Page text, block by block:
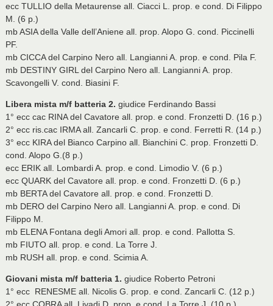
ecc TULLIO della Metaurense all. Ciacci L. prop. e cond. Di Filippo
M. (6 p.)
mb ASIA della Valle dell’Aniene all. prop. Alopo G. cond. Piccinelli
PF.
mb CICCA del Carpino Nero all. Langianni A. prop. e cond. Pila F.
mb DESTINY GIRL del Carpino Nero all. Langianni A. prop.
Scavongelli V. cond. Biasini F.
Libera mista m/f batteria 2. giudice Ferdinando Bassi
1° ecc cac RINA del Cavatore all. prop. e cond. Fronzetti D. (16 p.)
2° ecc ris.cac IRMA all. Zancarli C. prop. e cond. Ferretti R. (14 p.)
3° ecc KIRA del Bianco Carpino all. Bianchini C. prop. Fronzetti D.
cond. Alopo G.(8 p.)
ecc ERIK all. Lombardi A. prop. e cond. Limodio V. (6 p.)
ecc QUARK del Cavatore all. prop. e cond. Fronzetti D. (6 p.)
mb BERTA del Cavatore all. prop. e cond. Fronzetti D.
mb DERO del Carpino Nero all. Langianni A. prop. e cond. Di
Filippo M.
mb ELENA Fontana degli Amori all. prop. e cond. Pallotta S.
mb FIUTO all. prop. e cond. La Torre J.
mb RUSH all. prop. e cond. Scimia A.
Giovani mista m/f batteria 1. giudice Roberto Petroni
1° ecc RENESME all. Nicolis G. prop. e cond. Zancarli C. (12 p.)
2° ecc COBRA all. Livadi D. prop. e cond. La Torre J. (10 p.)